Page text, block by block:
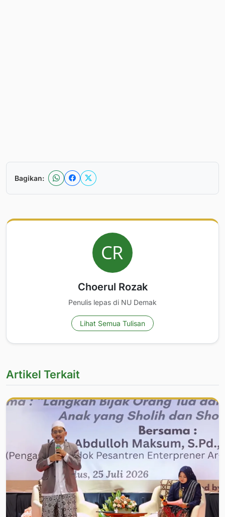
Bagikan:
Choerul Rozak
Penulis lepas di NU Demak
Lihat Semua Tulisan
Artikel Terkait